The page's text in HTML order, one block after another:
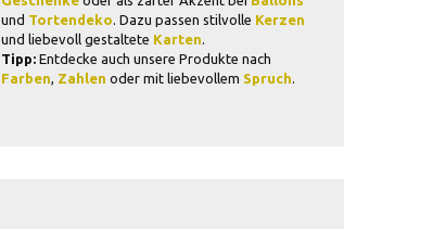
und Tortendeko . Dazu passen stilvolle Kerzen
und liebevoll gestaltete Karten
Tipp:Entdecke auch unsere Produkte nach
Farben Zahlen oder mit liebevollem Spruch